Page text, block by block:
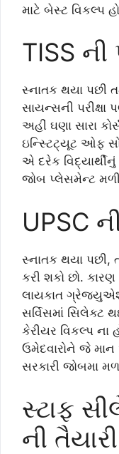
માટે બેસ્ટ વિકલ્પ
TISS ની
સ્નાતક થયા પછી
સાયન્સની
અહીં ઘણા સારા
ઇન્સ્ટિટ્યૂટ ઓફ
એ દરેક
જોબ પ્લેસમેન્ટ
UPSC
સ્નાતક થયા પછી,
કરી શકો છો.
લાયકાત
સર્વિસમાં સિલેક્ટ
કેરીયર વિકલ્પ ના
ઉમેદવારોને જે
સરકારી જોબમા
સ્ટાફ
ની તૈયારી